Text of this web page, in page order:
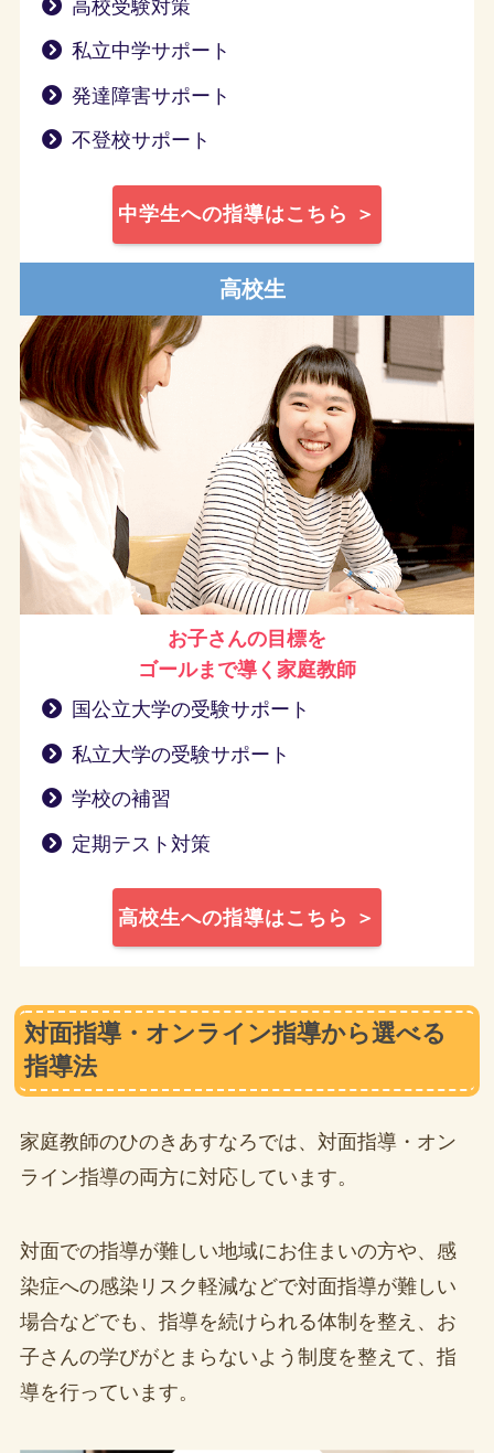
高校受験対策
私立中学サポート
発達障害サポート
不登校サポート
中学生への指導はこちら ＞
高校生
お子さんの目標を
ゴールまで導く 家庭教師
国公立大学の受験サポート
私立大学の受験サポート
学校の補習
定期テスト対策
高校生への指導はこちら ＞
対面指導・オンライン指導から選べる
指導法
家庭教師のひのきあすなろでは、対面指導・オン
ライン指導の両方に対応しています。
対面での指導が難しい地域にお住まいの方や、感
染症への感染リスク軽減などで対面指導が難しい
場合などでも、指導を続けられる体制を整え、お
子さんの学びがとまらないよう制度を整えて、指
導を行っています。